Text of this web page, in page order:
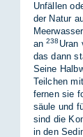
Un­fäl­len
der Na­tur
an238 Uran
das dann
Sei­ne
Teil­chen
fer­nen sie
säu­le und
sind die
in den